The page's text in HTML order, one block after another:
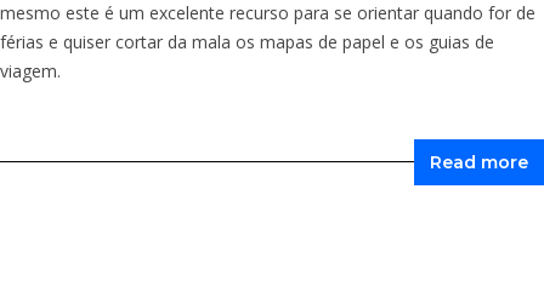
mesmo este é um excelente recurso para se orientar quando for de
férias e quiser cortar da mala os mapas de papel e os guias de
viagem.
Read more